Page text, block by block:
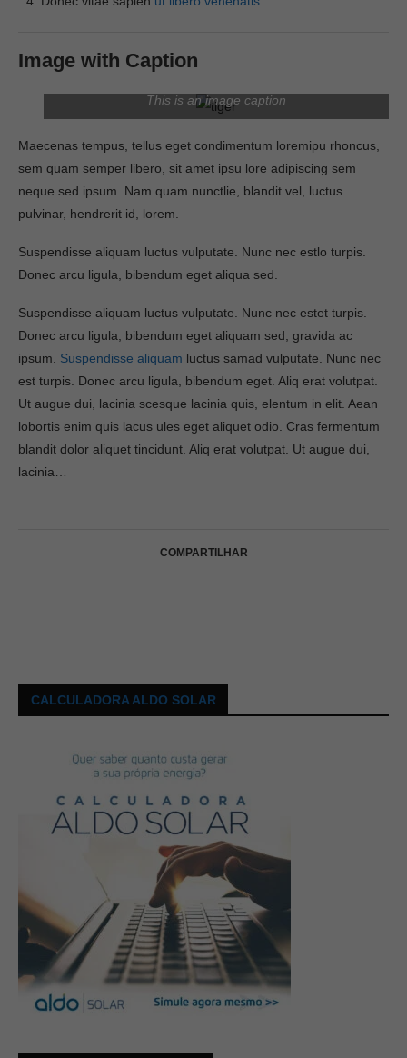
Image with Caption
This is an image caption
Maecenas tempus, tellus eget condimentum loremipu rhoncus,
sem quam semper libero, sit amet ipsu lore adipiscing sem
neque sed ipsum. Nam quam nunctlie, blandit vel, luctus
pulvinar, hendrerit id, lorem.
Suspendisse aliquam luctus vulputate. Nunc nec estlo turpis.
Donec arcu ligula, bibendum eget aliqua sed.
Suspendisse aliquam luctus vulputate. Nunc nec estet turpis.
Donec arcu ligula, bibendum eget aliquam sed, gravida ac
ipsum. Suspendisse aliquam luctus samad vulputate. Nunc nec
est turpis. Donec arcu ligula, bibendum eget. Aliq erat volutpat.
Ut augue dui, lacinia scesque lacinia quis, elentum in elit. Aean
lobortis enim quis lacus ules eget aliquet odio. Cras fermentum
blandit dolor aliquet tincidunt. Aliq erat volutpat. Ut augue dui,
lacinia…
COMPARTILHAR
CALCULADORA ALDO SOLAR